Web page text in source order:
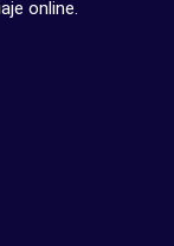
online.